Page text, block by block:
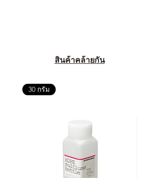
สินค้าคล้ายกัน
30 กรัม